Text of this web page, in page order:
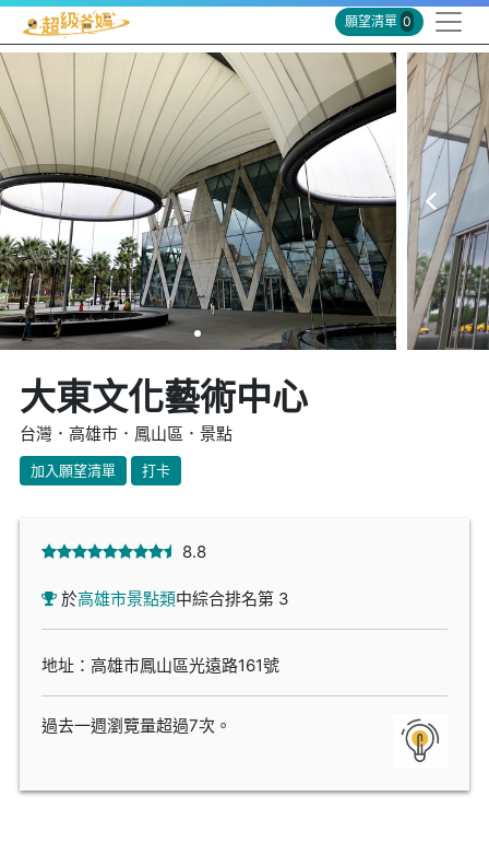
願望清單 0
大東文化藝術中心
台灣．高雄市．鳳山區．景點
加入願望清單 打卡
8.8
於高雄市景點類中綜合排名第 3
地址：高雄市鳳山區光遠路161號
過去一週瀏覽量超過7次。